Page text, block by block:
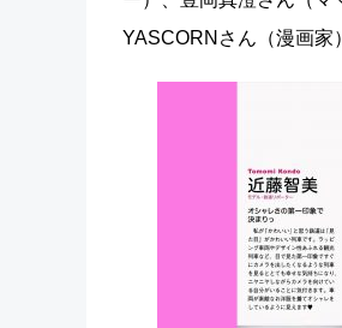
YASCORNさん（漫画家